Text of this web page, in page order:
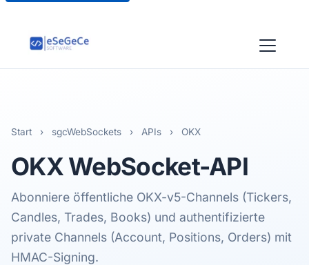
Start › sgcWebSockets › APIs › OKX
OKXWebSocket-API
Abonniere öffentliche OKX-v5-Channels (Tickers,
Candles, Trades, Books) und authentifizierte
private Channels (Account, Positions, Orders) mit
HMAC-Signing.